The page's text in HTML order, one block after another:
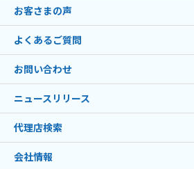
お客さまの声
よくあるご質問
お問い合わせ
ニュースリリース
代理店検索
会社情報